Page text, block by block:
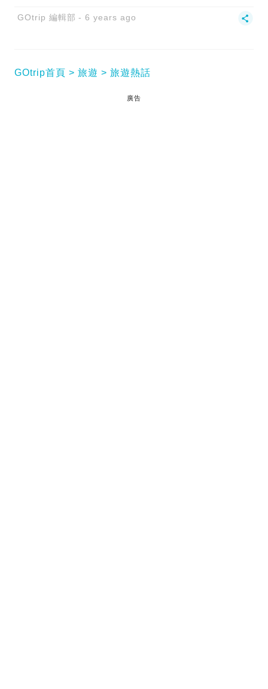
GOtrip 編輯部 6 years ago
GOtrip首頁 旅遊 旅遊熱話
廣告